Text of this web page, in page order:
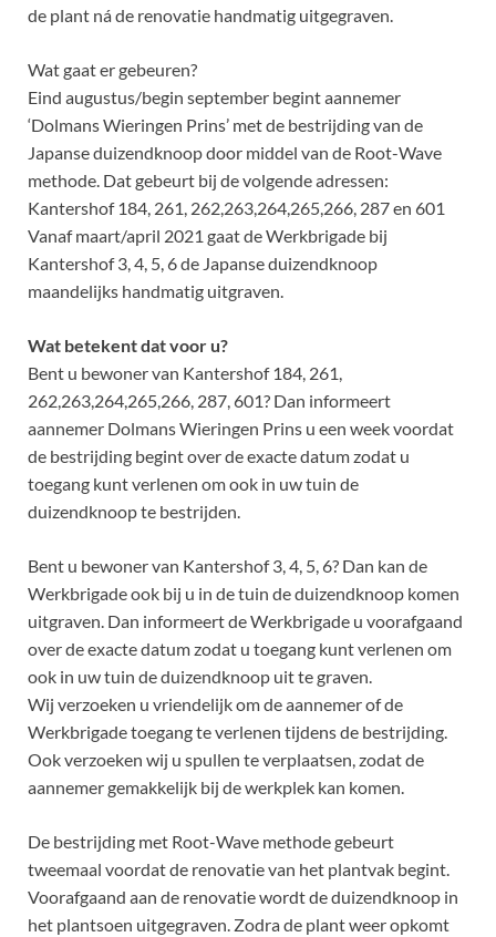
de plant ná de renovatie handmatig uitgegraven.
Wat gaat er gebeuren?
Eind augustus/begin september begint aannemer
‘Dolmans Wieringen Prins’ met de bestrijding van de
Japanse duizendknoop door middel van de Root-Wave
methode. Dat gebeurt bij de volgende adressen:
Kantershof 184, 261, 262,263,264,265,266, 287 en 601
Vanaf maart/april 2021 gaat de Werkbrigade bij
Kantershof 3, 4, 5, 6 de Japanse duizendknoop
maandelijks handmatig uitgraven.
Wat betekent dat voor u?
Bent u bewoner van Kantershof 184, 261,
262,263,264,265,266, 287, 601? Dan informeert
aannemer Dolmans Wieringen Prins u een week voordat
de bestrijding begint over de exacte datum zodat u
toegang kunt verlenen om ook in uw tuin de
duizendknoop te bestrijden.
Bent u bewoner van Kantershof 3, 4, 5, 6? Dan kan de
Werkbrigade ook bij u in de tuin de duizendknoop komen
uitgraven. Dan informeert de Werkbrigade u voorafgaand
over de exacte datum zodat u toegang kunt verlenen om
ook in uw tuin de duizendknoop uit te graven.
Wij verzoeken u vriendelijk om de aannemer of de
Werkbrigade toegang te verlenen tijdens de bestrijding.
Ook verzoeken wij u spullen te verplaatsen, zodat de
aannemer gemakkelijk bij de werkplek kan komen.
De bestrijding met Root-Wave methode gebeurt
tweemaal voordat de renovatie van het plantvak begint.
Voorafgaand aan de renovatie wordt de duizendknoop in
het plantsoen uitgegraven. Zodra de plant weer opkomt